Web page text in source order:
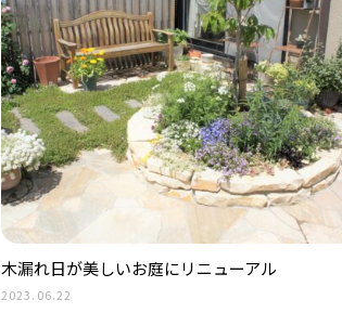
木漏れ日が美しいお庭にリニューアル
2023.06.22